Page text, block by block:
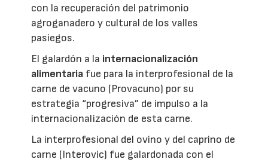
con la recuperación del patrimonio
agroganadero y cultural de los valles
pasiegos.
El galardón a la internacionalización
alimentaria fue para la interprofesional de la
carne de vacuno (Provacuno) por su
estrategia “progresiva” de impulso a la
internacionalización de esta carne.
La interprofesional del ovino y del caprino de
carne (Interovic) fue galardonada con el